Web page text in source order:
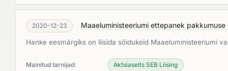
2020-12-23 Maaeluministeeriumi ettepanek
Hanke eesmärgiks on liisida sõidukeid Maaeluministeeriumi
Mainitud tarnijad: Aktsiaselts SEB Liising